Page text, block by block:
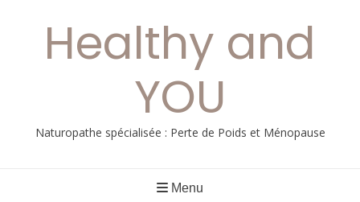
Healthy and
YOU
Naturopathe spécialisée : Perte de Poids et Ménopause
Menu